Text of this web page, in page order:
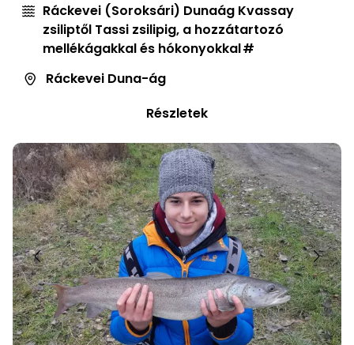
Ráckevei (Soroksári) Dunaág Kvassay
zsiliptől Tassi zsilipig, a hozzátartozó
mellékágakkal és hókonyokkal
Ráckevei Duna-ág
Részletek
Előző